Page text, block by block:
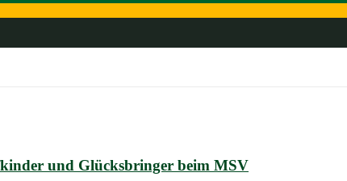
und Glücksbringer beim MSV